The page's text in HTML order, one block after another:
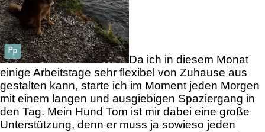
Da ich in diesem Monat
einige Arbeitstage sehr flexibel von Zuhause aus
gestalten kann, starte ich im Moment jeden Morgen
mit einem langen und ausgiebigen Spaziergang in
den Tag. Mein Hund Tom ist mir dabei eine große
Unterstützung, denn er muss ja sowieso jeden